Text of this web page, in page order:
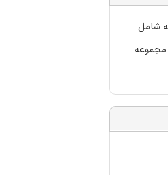
شامل
مجموعه